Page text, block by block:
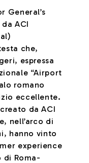
General’s
ACI
che,
espressa
“Airport
romano
eccellente.
da ACI
nell’arco di
hanno vinto
experience
di Roma-